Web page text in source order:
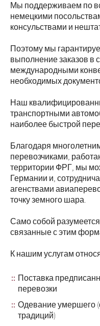
Мы поддерживаем по
немецкими
консульствами и
Поэтому мы
выполнение заказов в
международными
необходимых
Наш
транспортными
наиболее быстрой
Благодаря
перевозчиками,
территории ФРГ, мы
Германии и,
агенствами
точку земного шара.
Само собой
связанные с этим
К нашим услугам
Поставка
перевозки
Одевание умершего
традиций)